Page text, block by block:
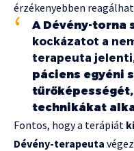
érzékenyebben
A Dévény-torna
kockázatot a
terapeuta jelenti
páciens egyéni
technikákat
Fontos, hogy a terápiát
Dévény-terapeuta